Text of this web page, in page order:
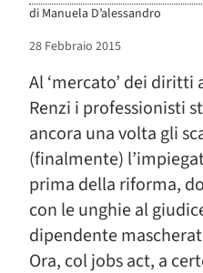
di Manuela D’alessandro
28 Febbraio 2015
Al ‘mercato’ dei
Renzi i professionisti
ancora una volta gli
(finalmente)
prima della riforma,
con le unghie al
dipendente
Ora, col jobs act, a